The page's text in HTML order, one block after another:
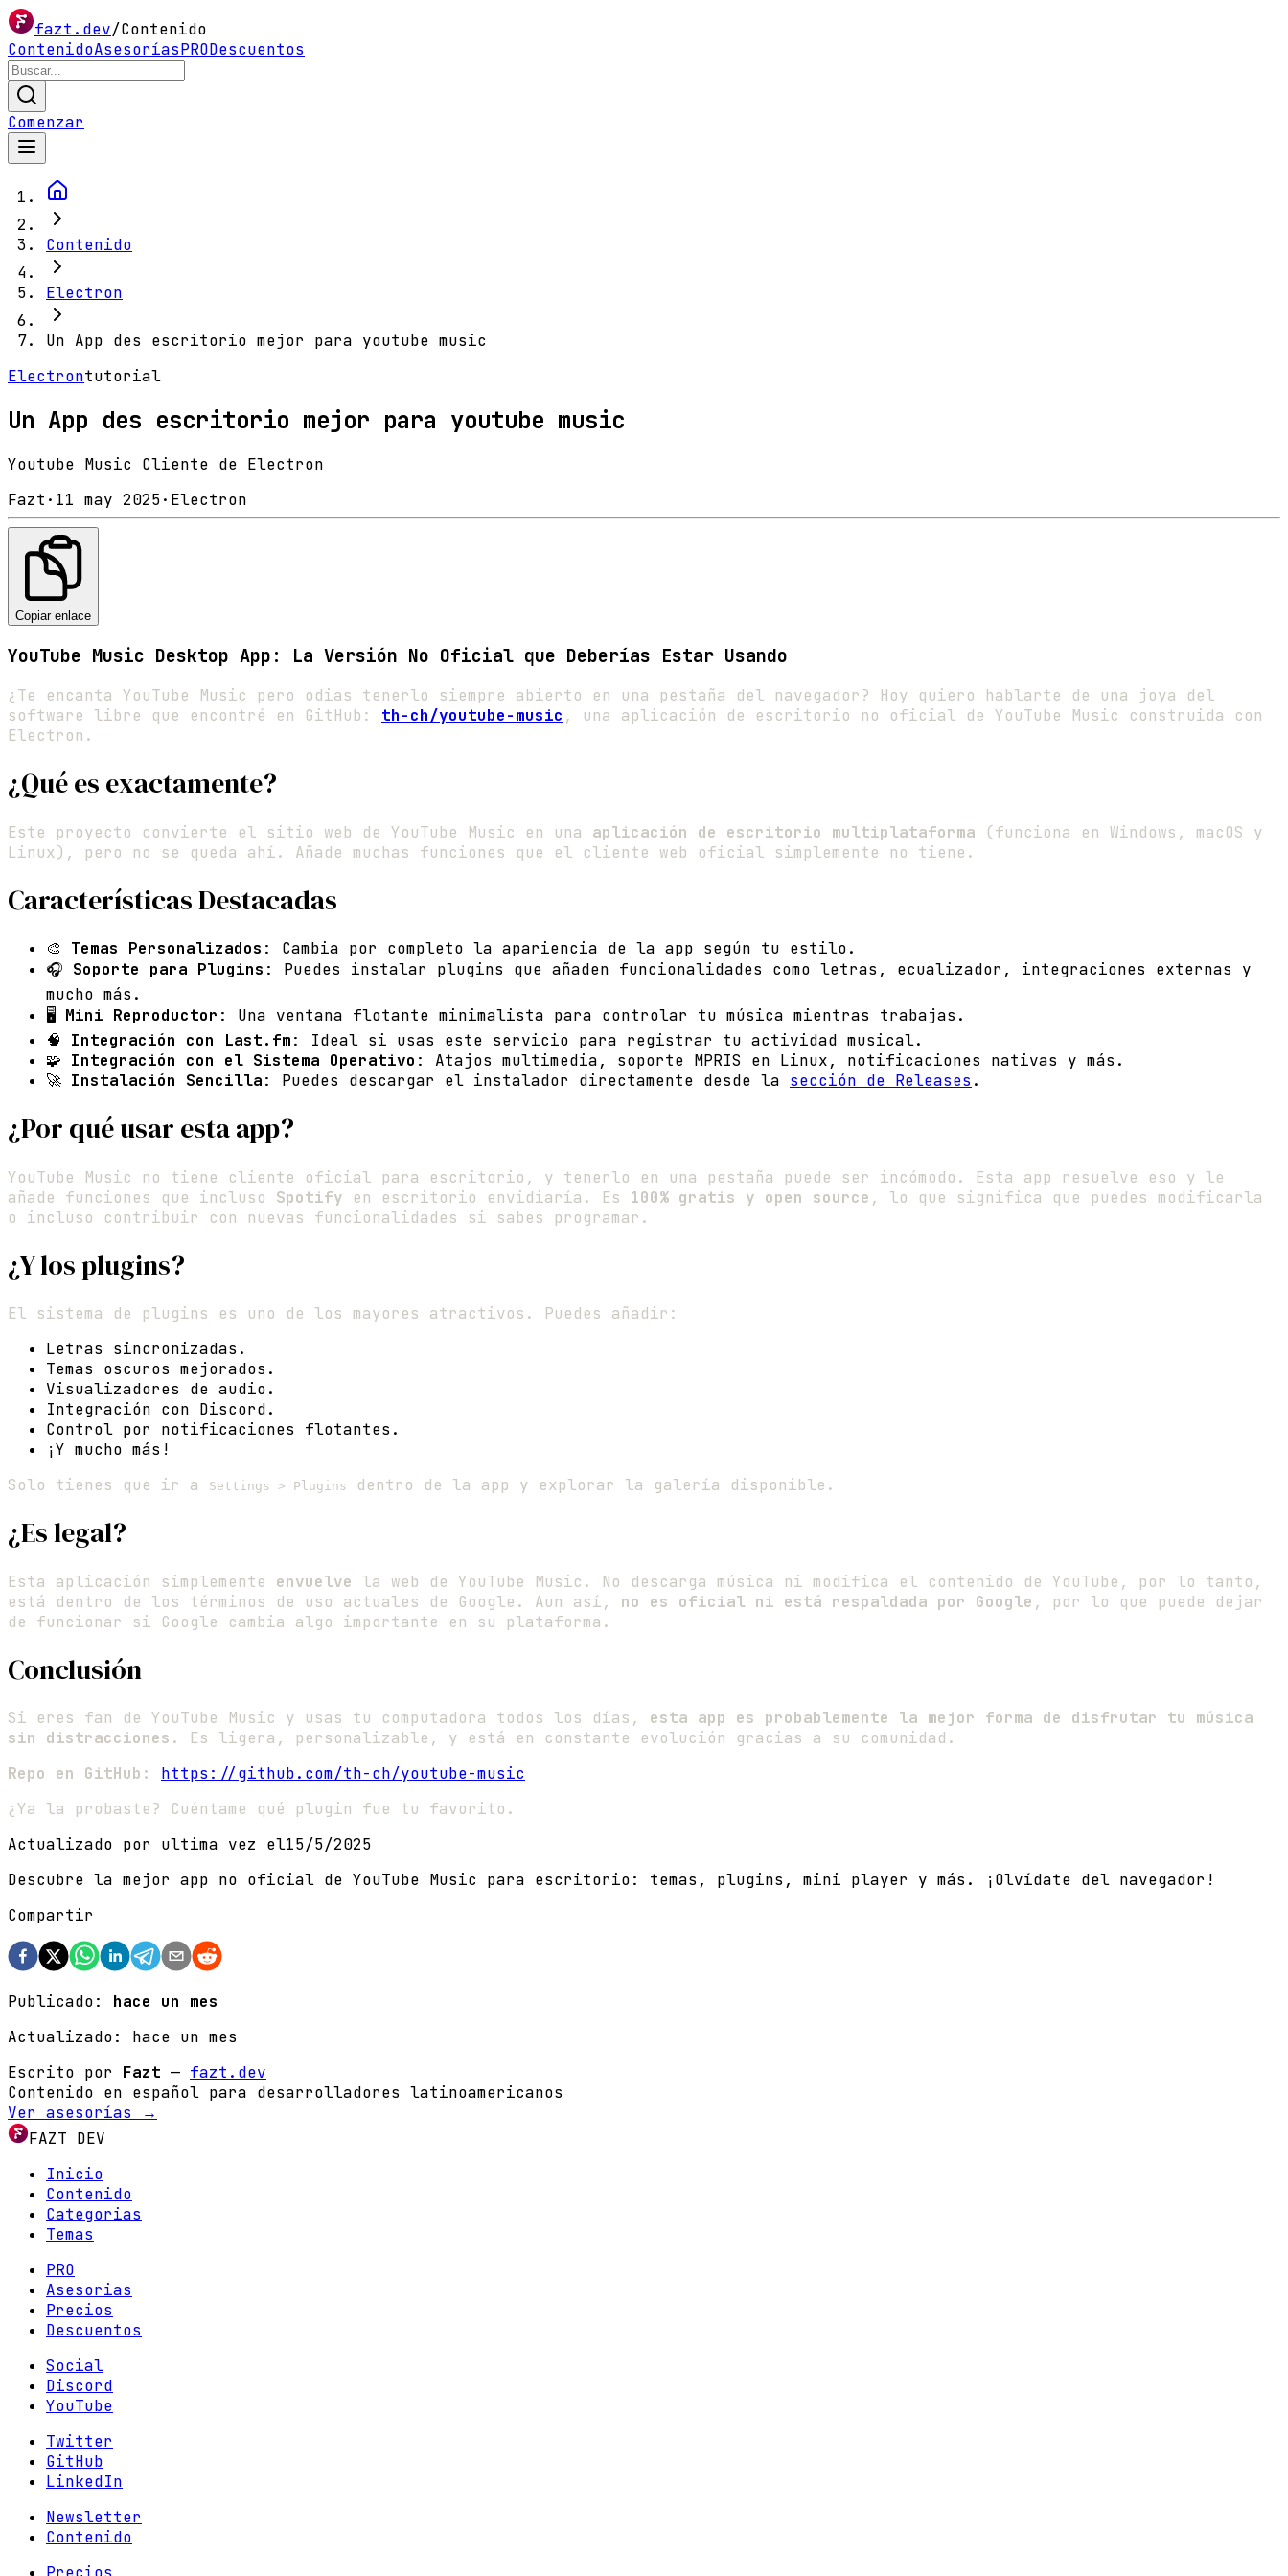
fazt.dev/Contenido
ContenidoAsesoríasPRODescuentos
Comenzar
Contenido
Electron
Un App des escritorio mejor para youtube music
Electrontutorial
Un App des escritorio mejor para youtube music
Youtube Music Cliente de Electron
Fazt · 11 may 2025· Electron
Copiar enlace
YouTube Music Desktop App: La Versión No Oficial que Deberías Estar Usando
¿Te encanta YouTube Music pero odias tenerlo siempre abierto en una pestaña del navegador? Hoy quiero hablarte de una joya del
software libre que encontré en GitHub: th-ch/youtube-music , una aplicación de escritorio no oficial de YouTube Music construida con
Electron.
¿Qué es exactamente?
Este proyecto convierte el sitio web de YouTube Music en una aplicación de escritorio multiplataforma (funciona en Windows, macOS y
Linux), pero no se queda ahí. Añade muchas funciones que el cliente web oficial simplemente no tiene.
Características Destacadas
🎨 Temas Personalizados : Cambia por completo la apariencia de la app según tu estilo.
🎧 Soporte para Plugins : Puedes instalar plugins que añaden funcionalidades como letras, ecualizador, integraciones externas y
mucho más.
🖥️ Mini Reproductor : Una ventana flotante minimalista para controlar tu música mientras trabajas.
🧠 Integración con Last.fm: Ideal si usas este servicio para registrar tu actividad musical.
🧩 Integración con el Sistema Operativo : Atajos multimedia, soporte MPRIS en Linux, notificaciones nativas y más.
🚀 Instalación Sencilla: Puedes descargar el instalador directamente desde la sección de Releases .
¿Por qué usar esta app?
YouTube Music no tiene cliente oficial para escritorio, y tenerlo en una pestaña puede ser incómodo. Esta app resuelve eso y le
añade funciones que incluso Spotify en escritorio envidiaría. Es 100% gratis y open source , lo que significa que puedes modificarla
o incluso contribuir con nuevas funcionalidades si sabes programar.
¿Y los plugins?
El sistema de plugins es uno de los mayores atractivos. Puedes añadir:
Letras sincronizadas.
Temas oscuros mejorados.
Visualizadores de audio.
Integración con Discord.
Control por notificaciones flotantes.
¡Y mucho más!
Solo tienes que ir a
Settings > Plugins dentro de la app y explorar la galería disponible.
¿Es legal?
Esta aplicación simplemente envuelve la web de YouTube Music. No descarga música ni modifica el contenido de YouTube, por lo tanto,
está dentro de los términos de uso actuales de Google. Aun así, no es oficial ni está respaldada por Google , por lo que puede dejar
de funcionar si Google cambia algo importante en su plataforma.
Conclusión
Si eres fan de YouTube Music y usas tu computadora todos los días, esta app es probablemente la mejor forma de disfrutar tu música
sin distracciones . Es ligera, personalizable, y está en constante evolución gracias a su comunidad.
Repo en GitHub:
https://github.com/th-ch/youtube-music
¿Ya la probaste? Cuéntame qué plugin fue tu favorito.
Actualizado por ultima vez el15/5/2025
Descubre la mejor app no oficial de YouTube Music para escritorio: temas, plugins, mini player y más. ¡Olvídate del navegador!
Compartir
Publicado:
hace un mes
Actualizado: hace un mes
Escrito por Fazt — fazt.dev
Contenido en español para desarrolladores latinoamericanos
Ver asesorías →
FAZT DEV
Inicio
Contenido
Categorias
Temas
PRO
Asesorias
Precios
Descuentos
Social
Discord
YouTube
Twitter
GitHub
LinkedIn
Newsletter
Contenido